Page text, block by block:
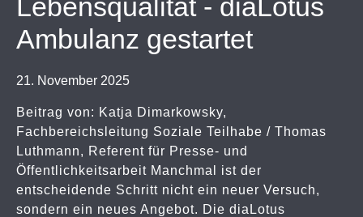
Lebensqualität - diaLotus
Ambulanz gestartet
21. November 2025
Beitrag von: Katja Dimarkowsky,
Fachbereichsleitung Soziale Teilhabe / Thomas
Luthmann, Referent für Presse- und
Öffentlichkeitsarbeit Manchmal ist der
entscheidende Schritt nicht ein neuer Versuch,
sondern ein neues Angebot. Die diaLotus